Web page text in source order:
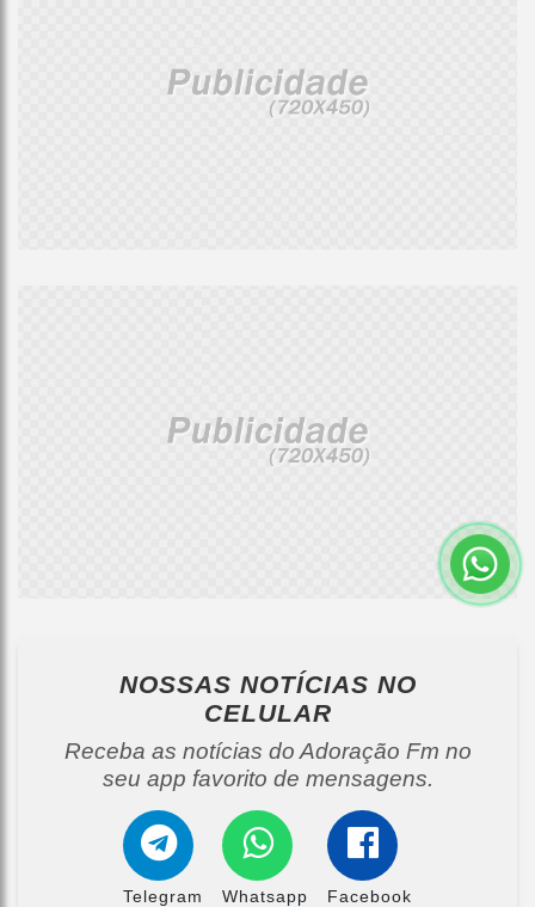
NOSSAS NOTÍCIAS NO
CELULAR
Receba as notícias do Adoração Fm no
seu app favorito de mensagens.
Telegram Whatsapp Facebook